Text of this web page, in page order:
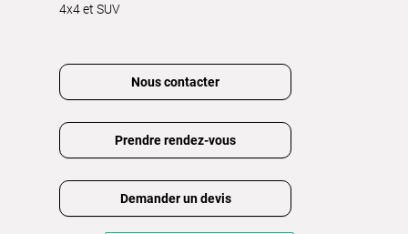
4x4 et SUV
Nous contacter
Prendre rendez-vous
Demander un devis